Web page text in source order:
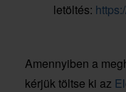
letöltés:
Amennyiben a
kérjük töltse ki az